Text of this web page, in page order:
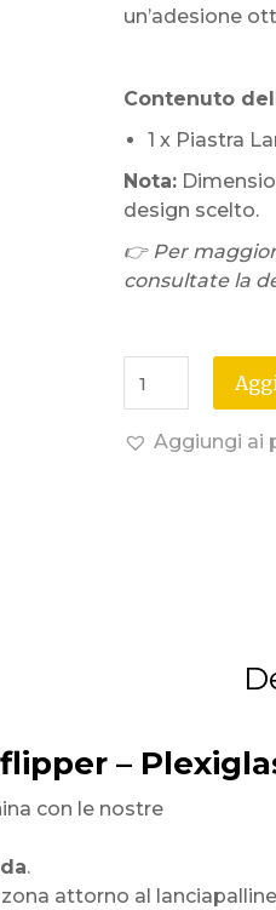
un’adesione
Contenuto
1 x Piastra
Nota:
design scelto.
👉 Per
consultate la
Aggiungi ai
–
con le nostre
.
attorno al